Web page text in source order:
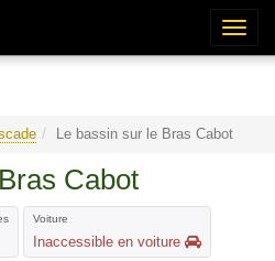
Le bassin sur le Bras Cabot
Cabot
Voiture
Inaccessible en voiture